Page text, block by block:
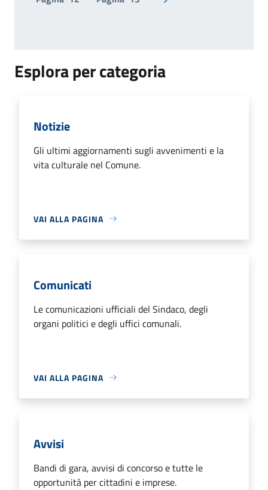
Pagina successiva
Esplora per categoria
Notizie
Gli ultimi aggiornamenti sugli avvenimenti e la
vita culturale nel Comune.
VAI ALLA PAGINA
Comunicati
Le comunicazioni ufficiali del Sindaco, degli
organi politici e degli uffici comunali.
VAI ALLA PAGINA
Avvisi
Bandi di gara, avvisi di concorso e tutte le
opportunità per cittadini e imprese.